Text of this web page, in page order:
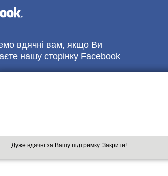
вдячні вам, якщо Ви
нашу сторінку Facebook
Дуже вдячні за Вашу підтримку. Закрити!
горах, хоча і заморозок, осінь ще повністю
гриби.
районі, поширив у соціальній
гриби будуть і на Різдво. До слова,
збирали цілі сім’ї грибів і